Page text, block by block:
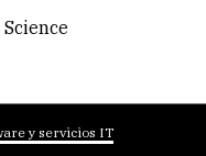
Science
y servicios IT